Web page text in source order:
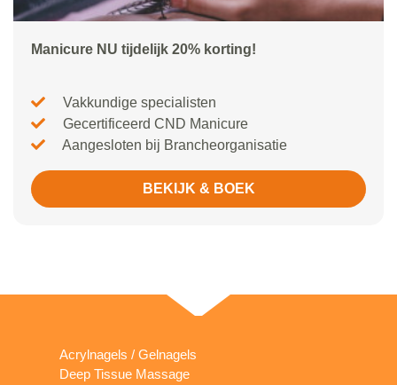
Manicure NU tijdelijk 20% korting!
Vakkundige specialisten
Gecertificeerd CND Manicure
Aangesloten bij Brancheorganisatie
BEKIJK & BOEK
Acrylnagels / Gelnagels
Deep Tissue Massage